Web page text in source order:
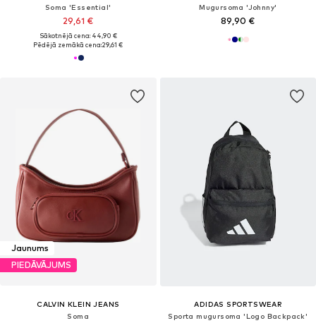
Soma 'Essential'
29,61 €
Sākotnējā cena: 44,90 €
Pēdējā zemākā cena:29,61 €
Mugursoma 'Johnny'
89,90 €
Jaunums
PIEDĀVĀJUMS
CALVIN KLEIN JEANS
Soma
ADIDAS SPORTSWEAR
Sporta mugursoma 'Logo Backpack'